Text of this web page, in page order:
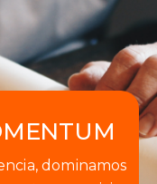
dominamos